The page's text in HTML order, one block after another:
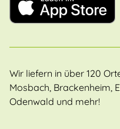
Wir liefern in über 120
Mosbach, Brackenheim,
Odenwald und mehr!